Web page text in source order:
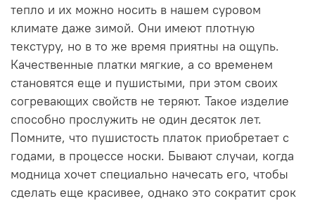
тепло и их можно носить в нашем суровом
климате даже зимой. Они имеют плотную
текстуру, но в то же время приятны на ощупь.
Качественные платки мягкие, а со временем
становятся еще и пушистыми, при этом своих
согревающих свойств не теряют. Такое изделие
способно прослужить не один десяток лет.
Помните, что пушистость платок приобретает с
годами, в процессе носки. Бывают случаи, когда
модница хочет специально начесать его, чтобы
сделать еще красивее, однако это сократит срок